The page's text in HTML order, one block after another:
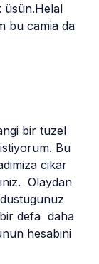
üsün.Helal
bu camia da
bir tuzel
Bu
cikar
Olaydan
defa  daha
hesabini